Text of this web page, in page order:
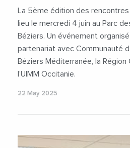
La 5ème édition des rencontres
lieu le mercredi 4 juin au Parc
Béziers. Un événement
partenariat avec Communauté
Béziers Méditerranée, la Région
l’UIMM Occitanie.
22 May 2025